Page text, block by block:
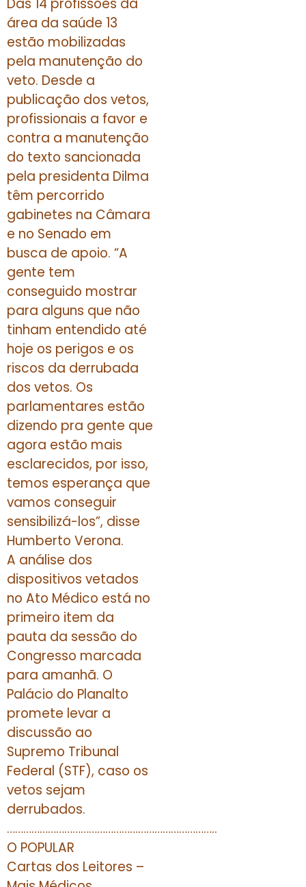
Das 14 profissões da
área da saúde 13
estão mobilizadas
pela manutenção do
veto. Desde a
publicação dos vetos,
profissionais a favor e
contra a manutenção
do texto sancionada
pela presidenta Dilma
têm percorrido
gabinetes na Câmara
e no Senado em
busca de apoio. “A
gente tem
conseguido mostrar
para alguns que não
tinham entendido até
hoje os perigos e os
riscos da derrubada
dos vetos. Os
parlamentares estão
dizendo pra gente que
agora estão mais
esclarecidos, por isso,
temos esperança que
vamos conseguir
sensibilizá-los”, disse
Humberto Verona.
A análise dos
dispositivos vetados
no Ato Médico está no
primeiro item da
pauta da sessão do
Congresso marcada
para amanhã. O
Palácio do Planalto
promete levar a
discussão ao
Supremo Tribunal
Federal (STF), caso os
vetos sejam
derrubados.
…………………………………………………………………..
O POPULAR
Cartas dos Leitores –